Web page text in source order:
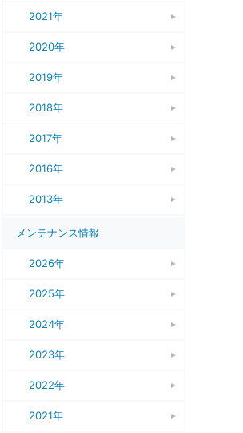
2021年
2020年
2019年
2018年
2017年
2016年
2013年
メンテナンス情報
2026年
2025年
2024年
2023年
2022年
2021年